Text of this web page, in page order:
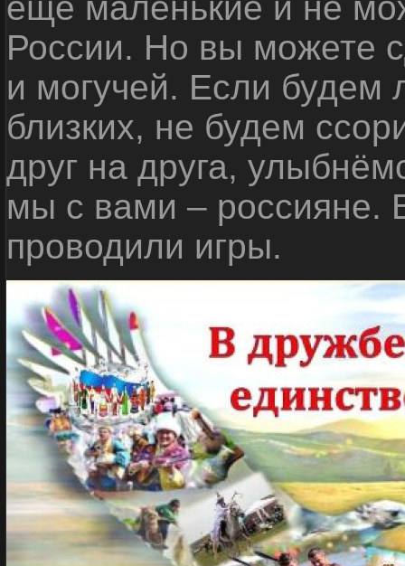
России. Но вы можете
и могучей. Если будем
близких, не будем
друг на друга,
мы с вами – россияне.
проводили игры.